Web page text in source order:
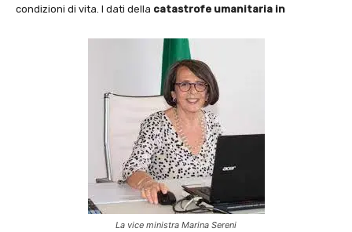
condizioni di vita. I dati della catastrofe umanitaria in
La vice ministra Marina Sereni